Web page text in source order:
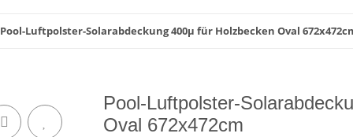
Pool-Luftpolster-Solarabdeckung 400µ für Holzbecken Oval
Pool-Luftpolster-
Oval 672x472cm